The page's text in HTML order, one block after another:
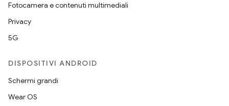
Fotocamera e contenuti multimediali
Privacy
5G
DISPOSITIVI ANDROID
Schermi grandi
Wear OS